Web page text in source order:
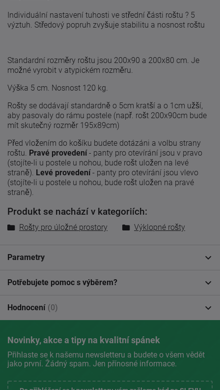
Individuální nastavení tuhosti ve střední části roštu ? 5
výztuh. Středový popruh zvyšuje stabilitu a nosnost roštu
Standardní rozměry roštu jsou 200x90 a 200x80 cm. Je
možné vyrobit v atypickém rozměru.
Výška 5 cm. Nosnost 120 kg.
Rošty se dodávají standardně o 5cm kratší a o 1cm užší,
aby pasovaly do rámu postele (např. rošt 200x90cm bude
mít skutečný rozměr 195x89cm)
Před vložením do košíku budete dotázáni a volbu strany
roštu. Pravé provedení- panty pro otevírání jsou v pravo
(stojíte-li u postele u nohou, bude rošt uložen na levé
straně). Levé provedení- panty pro otevírání jsou vlevo
(stojíte-li u postele u nohou, bude rošt uložen na pravé
straně).
Produkt se nachází v kategoriích:
Rošty pro úložné prostory Výklopné rošty
Parametry
Potřebujete pomoc s výběrem?
Hodnocení (0)
Novinky, akce a tipy na kvalitní spánek
Přihlaste se k našemu newsletteru a budete o všem vědět
jako první. Žádný spam. Jen přínosné informace.